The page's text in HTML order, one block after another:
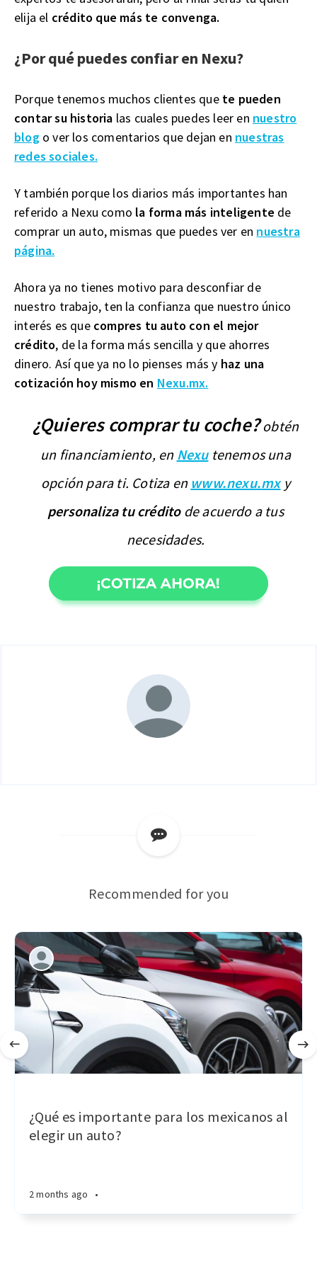
elija el crédito que más te convenga.
¿Por qué puedes confiar en Nexu?
Porque tenemos muchos clientes que te pueden
contar su historia las cuales puedes leer en nuestro
blogo ver los comentarios que dejan en nuestras
redes sociales.
Y también porque los diarios más importantes han
referido a Nexu como la forma más inteligente de
comprar un auto, mismas que puedes ver en nuestra
página.
Ahora ya no tienes motivo para desconfiar de
nuestro trabajo, ten la confianza que nuestro único
interés es que compres tu auto con el mejor
crédito, de la forma más sencilla y que ahorres
dinero. Así que ya no lo pienses más y haz una
cotización hoy mismo en Nexu.mx.
¿Quieres comprar tu coche?obtén
un financiamiento, en Nexutenemos una
opción para ti. Cotiza en www.nexu.mxy
personaliza tu créditode acuerdo a tus
necesidades.
Recommended for you
¿Qué es importante para los mexicanos al
elegir un auto?
2 months ago •